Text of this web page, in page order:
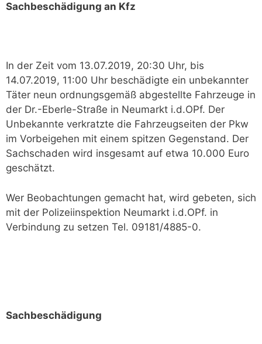
Sachbeschädigung an Kfz
In der Zeit vom 13.07.2019, 20:30 Uhr, bis
14.07.2019, 11:00 Uhr beschädigte ein unbekannter
Täter neun ordnungsgemäß abgestellte Fahrzeuge in
der Dr.-Eberle-Straße in Neumarkt i.d.OPf. Der
Unbekannte verkratzte die Fahrzeugseiten der Pkw
im Vorbeigehen mit einem spitzen Gegenstand. Der
Sachschaden wird insgesamt auf etwa 10.000 Euro
geschätzt.
Wer Beobachtungen gemacht hat, wird gebeten, sich
mit der Polizeiinspektion Neumarkt i.d.OPf. in
Verbindung zu setzen Tel. 09181/4885-0.
Sachbeschädigung